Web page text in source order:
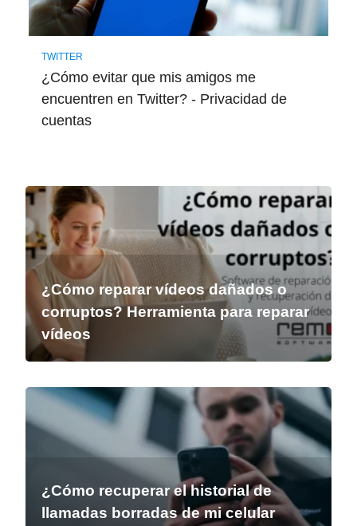
TWITTER
¿Cómo evitar que mis amigos me
encuentren en Twitter? - Privacidad de
cuentas
¿Cómo reparar vídeos dañados o
corruptos? Herramienta para reparar
vídeos
¿Cómo recuperar el historial de
llamadas borradas de mi celular